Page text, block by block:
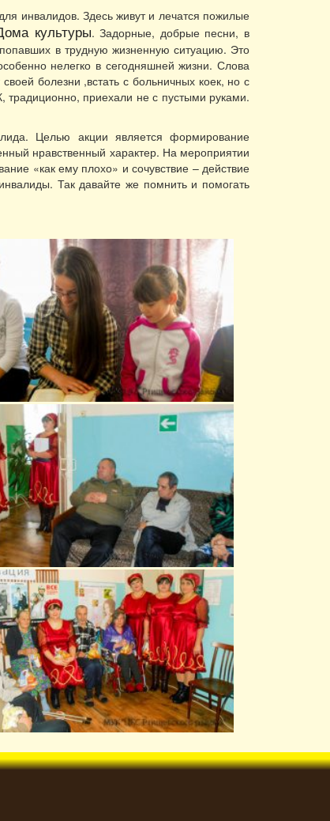
инвалидов. Здесь живут и лечатся пожилые
культуры. Задорные, добрые песни, в
в трудную жизненную ситуацию. Это
нелегко в сегодняшней жизни. Слова
болезни ,встать с больничных коек, но с
приехали не с пустыми руками.
Целью акции является формирование
нравственный характер. На мероприятии
«как ему плохо» и сочувствие – действие
Так давайте же помнить и помогать